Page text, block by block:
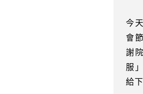
今
會
謝
服
給